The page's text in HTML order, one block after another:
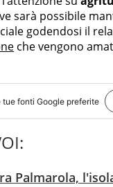
sarà possibile
godendosi il
che vengono
tue fonti Google preferite
Palmarola,